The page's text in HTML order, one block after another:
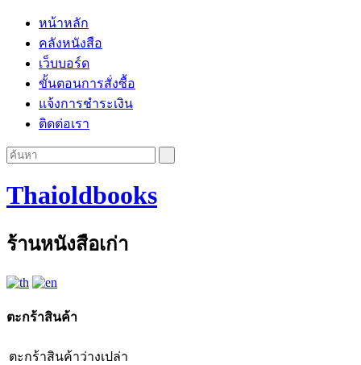
หน้าหลัก
คลังหนังสือ
เว็บบอร์ด
ขั้นตอนการสั่งซื้อ
แจ้งการชำระเงิน
ติดต่อเรา
Thaioldbooks
ร้านหนังสือเก่า
ตะกร้าสินค้า
ตะกร้าสินค้าว่างเปล่า